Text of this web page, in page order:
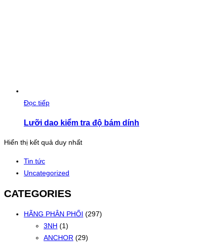
Đọc tiếp
Lưỡi dao kiểm tra độ bám dính
Hiển thị kết quả duy nhất
Tin tức
Uncategorized
CATEGORIES
HÃNG PHÂN PHỐI (297)
3NH (1)
ANCHOR (29)